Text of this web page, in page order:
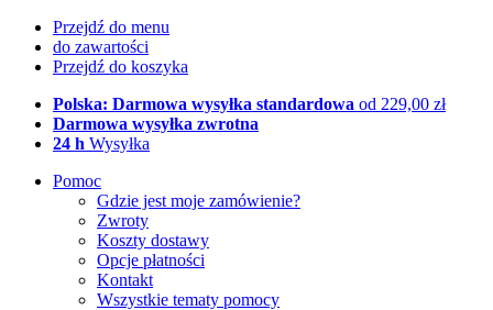
Przejdź do menu
do zawartości
Przejdź do koszyka
Polska: Darmowa wysyłka standardowa od 229,00 zł
Darmowa wysyłka zwrotna
24 h Wysyłka
Pomoc
Gdzie jest moje zamówienie?
Zwroty
Koszty dostawy
Opcje płatności
Kontakt
Wszystkie tematy pomocy